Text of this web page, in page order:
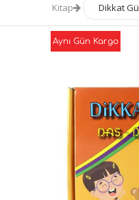
Kitap Dikkat
Aynı Gün Kargo